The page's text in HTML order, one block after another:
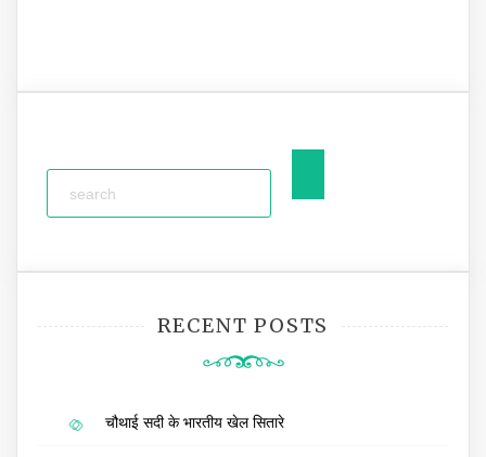
RECENT POSTS
चौथाई सदी के भारतीय खेल सितारे